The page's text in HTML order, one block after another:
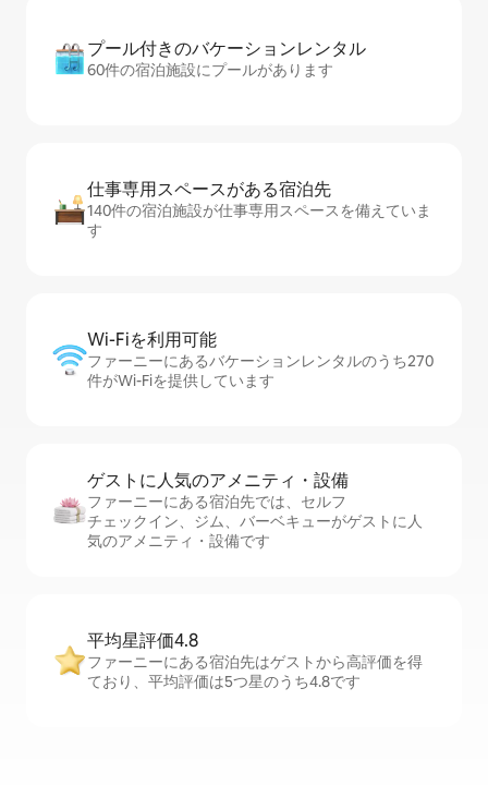
プール付きのバ⁠ケ⁠ー⁠シ⁠ョ⁠ンレ⁠ン⁠タ⁠ル
60件の宿泊施設にプールがあります
仕事専用ス⁠ペ⁠ー⁠スがあ⁠る宿⁠泊⁠先
140件の宿泊施設が仕事専用スペースを備えていま
す
Wi-Fiを利⁠用⁠可⁠能
ファーニーにあるバケーションレンタルのうち270
件がWi-Fiを提供しています
ゲストに人⁠気⁠のア⁠メ⁠ニ⁠テ⁠ィ・設⁠備
ファーニーにある宿泊先では、セ⁠ル⁠フ
チ⁠ェ⁠ッ⁠ク⁠イ⁠ン、ジム、バーベキューがゲストに人
気のアメニティ・設備です
平均星評価4.8
ファーニーにある宿泊先はゲストから高評価を得
ており、平均評価は5つ星のうち4.8です